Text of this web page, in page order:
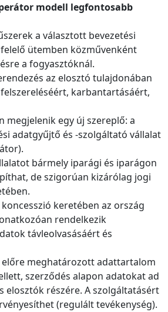
modell legfontosabb
a választott bevezetési
ütemben közművenként
a fogyasztóknál.
az elosztó tulajdonában
karbantartásáért,
megjelenik egy új szereplő: a
adatgyűjtő és ‐szolgáltató vállalat
bármely iparági és iparágon
de szigorúan kizárólag jogi
keretében az ország
rendelkezik
távleolvasásáért és
előre meghatározott adattartalom
szerződés alapon adatokat ad
elosztók részére. A szolgáltatásért
(regulált tevékenység).